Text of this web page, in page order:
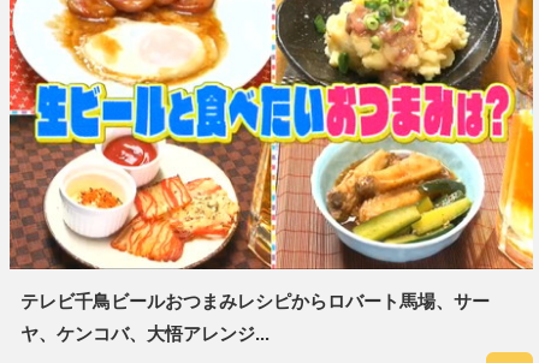
テレビ千鳥ビールおつまみレシピからロバート馬場、サー
ヤ、ケンコバ、大悟アレンジ...